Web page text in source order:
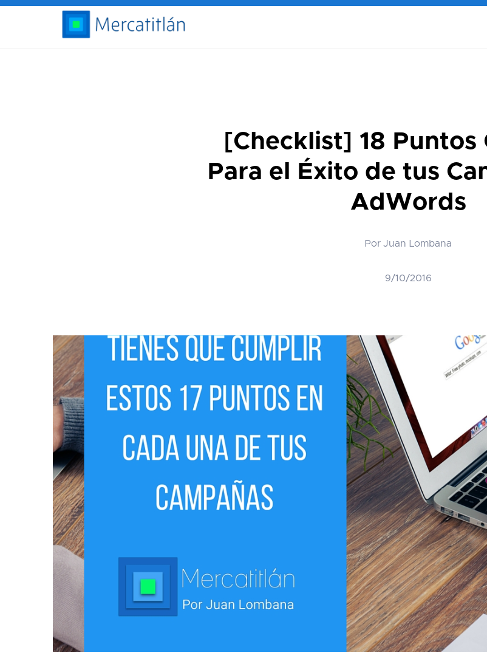
[Checklist] 18 Puntos
Para el Éxito de tus
AdWords
Por Juan Lombana
9/10/2016